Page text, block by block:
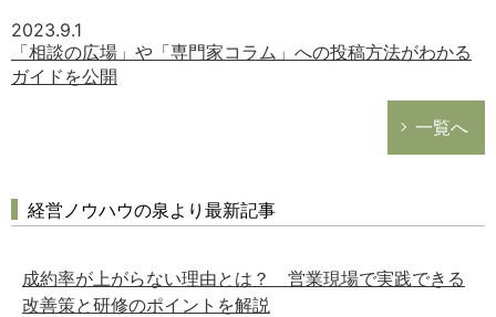
2023.9.1
「相談の広場」や「専門家コラム」への投稿方法がわかる
ガイドを公開
一覧へ
経営ノウハウの泉より最新記事
成約率が上がらない理由とは？ 営業現場で実践できる
改善策と研修のポイントを解説